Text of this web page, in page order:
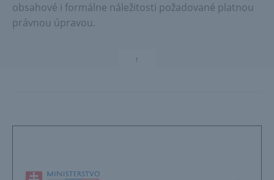
obsahové i formálne náležitosti požadované platnou
právnou úpravou.
↑